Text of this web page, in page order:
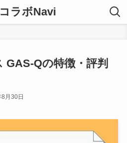
ラボNavi
GAS-Qの特徴・評判
月30日